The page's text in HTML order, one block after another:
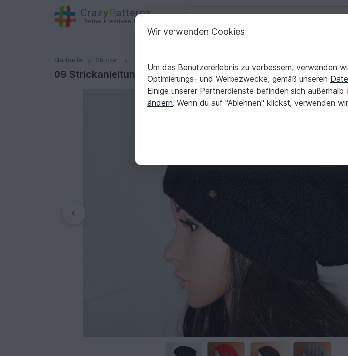
CrazyPatterns
Deine kreativen Ideen
Startseite Stricken Damen
09 Strickanleitung Longbeanie versetztes Muster
09 Strickanleitung Longbeanie versetztes Muster
Wir verwenden Cookies
Um das Benutzererlebnis zu verbessern, verwenden
Optimierungs- und Werbezwecke, gemäß unseren
Einige unserer Partnerdienste befinden sich außerhalb
ändern. Wenn du auf "Ablehnen" klickst, verwenden